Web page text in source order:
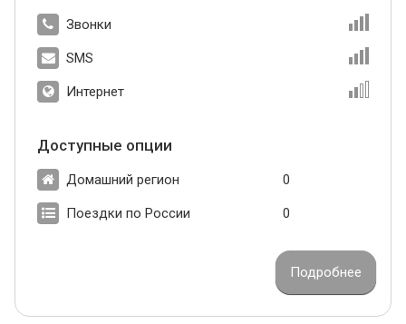
Звонки
SMS
Интернет
Доступные опции
Домашний регион 0
Поездки по России 0
Подробнее